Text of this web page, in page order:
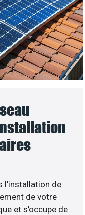
l’installation de
de votre
et s’occupe de